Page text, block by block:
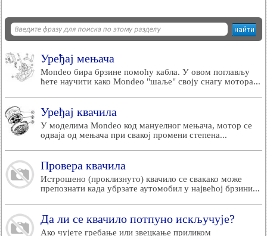
Уређај мењача
Mondeo бира брзине помоћу кабла. У овом поглављу
ћете научити како Mondeo "шаље" своју снагу мотора...
Уређај квачила
У моделима Mondeo код мануелног мењача, мотор се
одваја од мењача при свакој промени степена...
Провера квачила
Истрошено (проклизнуто) квачило се свакако може
препознати када убрзате аутомобил у највећој брзини...
Да ли се квачило потпуно искључује?
Ако чујете гребање или звецкање приликом